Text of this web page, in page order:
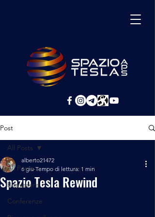
Post
All Posts
Benessere
Conferenze
All Posts
Spazio Tesla Rewind
alberto21472
6 giu Tempo di lettura: 1 min